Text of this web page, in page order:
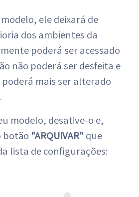
ele deixará de
dos ambientes da
poderá ser acessado
não poderá ser desfeita e
mais ser alterado
modelo, desative-o e,
botão "ARQUIVAR" que
lista de configurações: